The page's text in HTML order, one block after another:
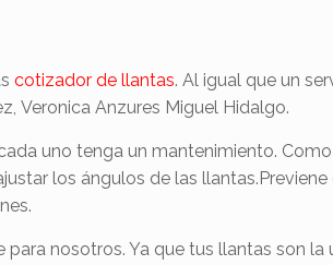
cotizador de llantas. Al igual que un
Veronica Anzures Miguel Hidalgo.
uno tenga un mantenimiento.
los ángulos de las
para nosotros. Ya que tus llantas son